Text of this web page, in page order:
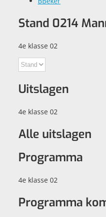
Stand 0214
4e klasse 02
Uitslagen
4e klasse 02
Alle uitslagen
Programma
4e klasse 02
Programma